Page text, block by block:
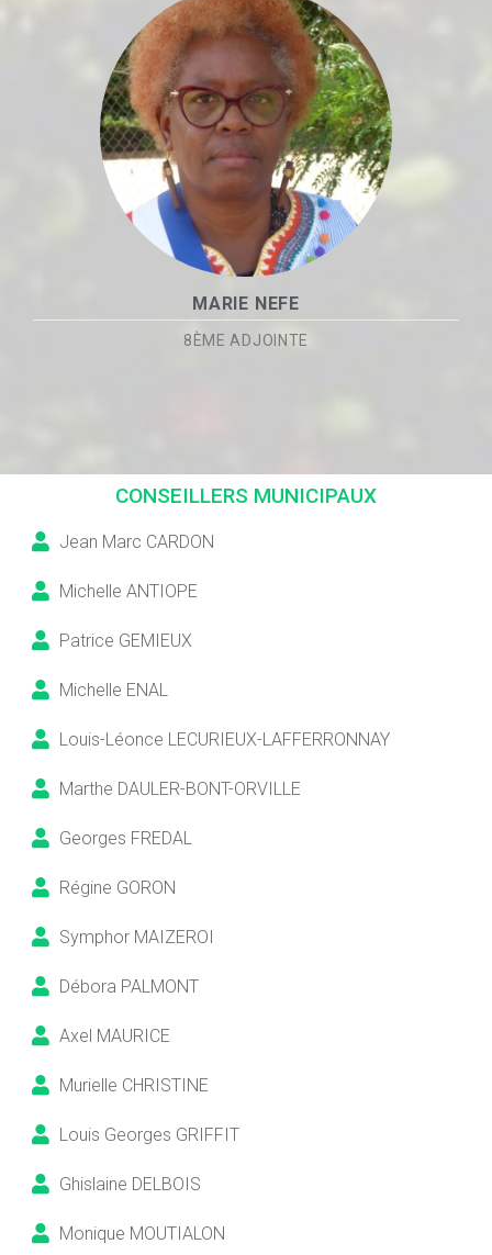
MARIE NEFE
8ÈME ADJOINTE
CONSEILLERS MUNICIPAUX
Jean Marc CARDON
Michelle ANTIOPE
Patrice GEMIEUX
Michelle ENAL
Louis-Léonce LECURIEUX-LAFFERRONNAY
Marthe DAULER-BONT-ORVILLE
Georges FREDAL
Régine GORON
Symphor MAIZEROI
Débora PALMONT
Axel MAURICE
Murielle CHRISTINE
Louis Georges GRIFFIT
Ghislaine DELBOIS
Monique MOUTIALON